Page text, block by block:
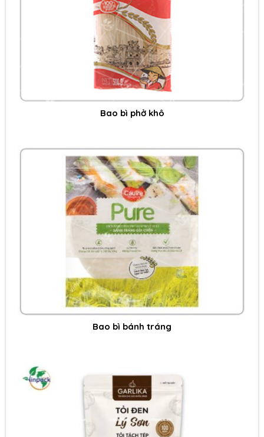
Bao bì phở khô
Bao bì bánh tráng